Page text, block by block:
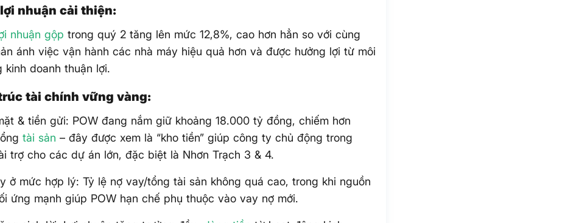
nhuận cải thiện:
nhuận gộp trong quý 2 tăng lên mức 12,8%, cao hơn hẳn so với cùng
ánh việc vận hành các nhà máy hiệu quả hơn và được hưởng lợi từ môi
kinh doanh thuận lợi.
tài chính vững vàng:
& tiền gửi: POW đang nắm giữ khoảng 18.000 tỷ đồng, chiếm hơn
tài sản – đây được xem là “kho tiền” giúp công ty chủ động trong
trợ cho các dự án lớn, đặc biệt là Nhơn Trạch 3 & 4.
ở mức hợp lý: Tỷ lệ nợ vay/tổng tài sản không quá cao, trong khi nguồn
ứng mạnh giúp POW hạn chế phụ thuộc vào vay nợ mới.